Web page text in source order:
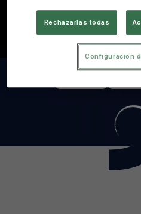
HENAR MOLINA
POSITION
FORWARDER
MATCHES
0 0
Rechazarlas todas
Configuración